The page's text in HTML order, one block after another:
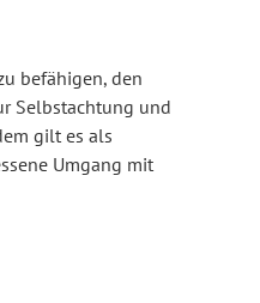
befähigen, den
Selbstachtung und
gilt es als
Umgang mit